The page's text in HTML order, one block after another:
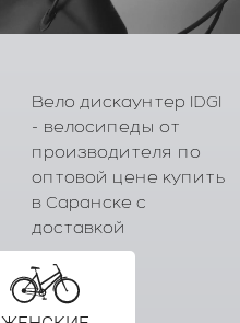
Вело дискаунтер IDGI
- велосипеды от
производителя по
оптовой цене купить
в Саранске с
доставкой